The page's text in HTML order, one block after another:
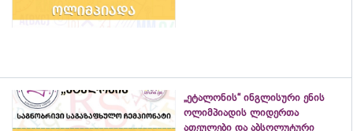
„ეტალონის“ ინგლისური ენის
ოლიმპიადის ლიდერთა
ათეულები და აბსოლუტური